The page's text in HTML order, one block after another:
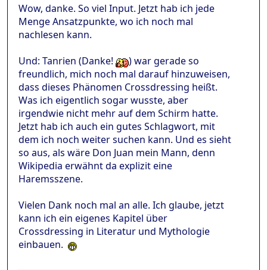
Wow, danke. So viel Input. Jetzt hab ich jede
Menge Ansatzpunkte, wo ich noch mal
nachlesen kann.
Und: Tanrien (Danke!
) war gerade so
freundlich, mich noch mal darauf hinzuweisen,
dass dieses Phänomen Crossdressing heißt.
Was ich eigentlich sogar wusste, aber
irgendwie nicht mehr auf dem Schirm hatte.
Jetzt hab ich auch ein gutes Schlagwort, mit
dem ich noch weiter suchen kann. Und es sieht
so aus, als wäre Don Juan mein Mann, denn
Wikipedia erwähnt da explizit eine
Haremsszene.
Vielen Dank noch mal an alle. Ich glaube, jetzt
kann ich ein eigenes Kapitel über
Crossdressing in Literatur und Mythologie
einbauen.